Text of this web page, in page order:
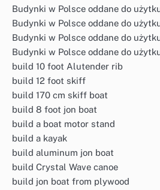
Budynki w Polsce oddane do
Budynki w Polsce oddane do
Budynki w Polsce oddane do
Budynki w Polsce oddane do
build 10 foot Alutender rib
build 12 foot skiff
build 170 cm skiff boat
build 8 foot jon boat
build a boat motor stand
build a kayak
build aluminum jon boat
build Crystal Wave canoe
build jon boat from plywood